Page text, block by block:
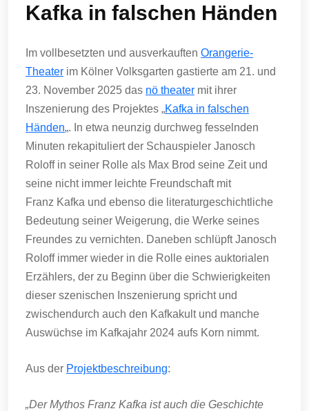
Kafka in falschen Händen
Im vollbesetzten und ausverkauften Orangerie-
Theater im Kölner Volksgarten gastierte am 21. und
23. November 2025 das nö theater mit ihrer
Inszenierung des Projektes „Kafka in falschen
Händen„. In etwa neunzig durchweg fesselnden
Minuten rekapituliert der Schauspieler Janosch
Roloff in seiner Rolle als Max Brod seine Zeit und
seine nicht immer leichte Freundschaft mit
Franz Kafka und ebenso die literaturgeschichtliche
Bedeutung seiner Weigerung, die Werke seines
Freundes zu vernichten. Daneben schlüpft Janosch
Roloff immer wieder in die Rolle eines auktorialen
Erzählers, der zu Beginn über die Schwierigkeiten
dieser szenischen Inszenierung spricht und
zwischendurch auch den Kafkakult und manche
Auswüchse im Kafkajahr 2024 aufs Korn nimmt.
Aus der Projektbeschreibung:
„Der Mythos Franz Kafka ist auch die Geschichte